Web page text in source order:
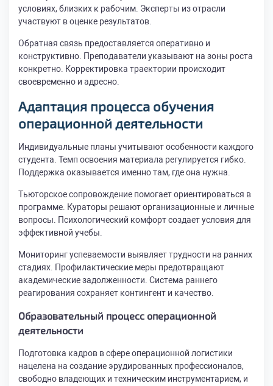
условиях, близких к рабочим. Эксперты из отрасли
участвуют в оценке результатов.
Обратная связь предоставляется оперативно и
конструктивно. Преподаватели указывают на зоны роста
конкретно. Корректировка траектории происходит
своевременно и адресно.
Адаптация процесса обучения
операционной деятельности
Индивидуальные планы учитывают особенности каждого
студента. Темп освоения материала регулируется гибко.
Поддержка оказывается именно там, где она нужна.
Тьюторское сопровождение помогает ориентироваться в
программе. Кураторы решают организационные и личные
вопросы. Психологический комфорт создает условия для
эффективной учебы.
Мониторинг успеваемости выявляет трудности на ранних
стадиях. Профилактические меры предотвращают
академические задолженности. Система раннего
реагирования сохраняет контингент и качество.
Образовательный процесс операционной
деятельности
Подготовка кадров в сфере операционной логистики
нацелена на создание эрудированных профессионалов,
свободно владеющих и техническим инструментарием, и